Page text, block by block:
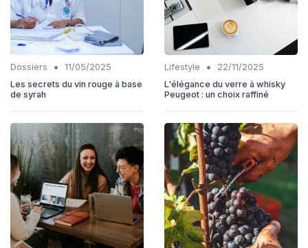
Dossiers •
11/05/2025
Les secrets du vin rouge à base
de syrah
Lifestyle •
22/11/2025
L'élégance du verre à whisky
Peugeot : un choix raffiné